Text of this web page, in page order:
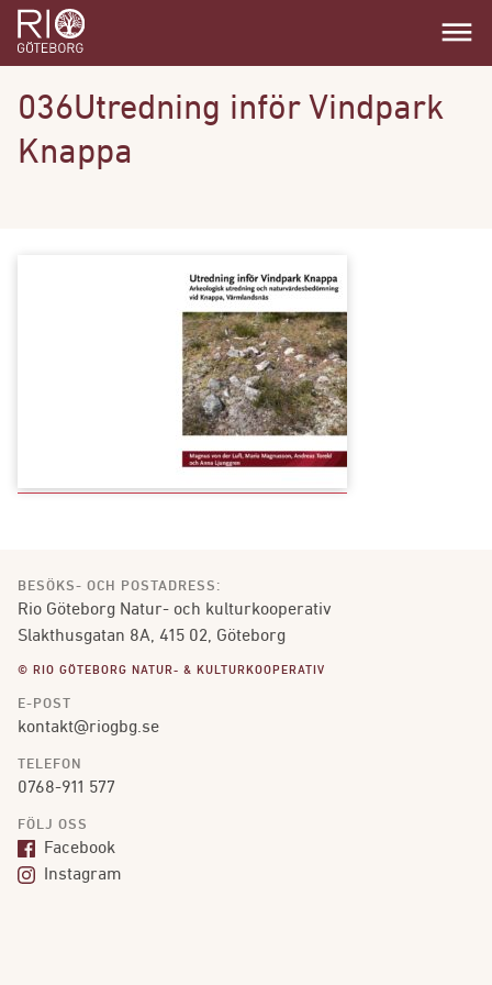
dehaze
036Utredning inför Vindpark
Knappa
BESÖKS- OCH POSTADRESS:
Rio Göteborg Natur- och kulturkooperativ
Slakthusgatan 8A, 415 02, Göteborg
© RIO GÖTEBORG NATUR- & KULTURKOOPERATIV
E-POST
kontakt@riogbg.se
TELEFON
0768-911 577
FÖLJ OSS
Facebook
Instagram